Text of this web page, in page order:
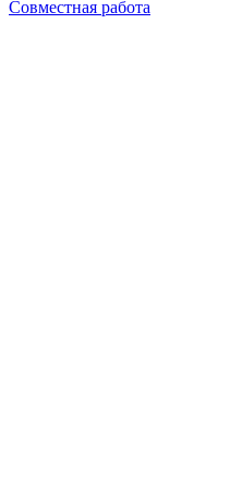
Совместная работа